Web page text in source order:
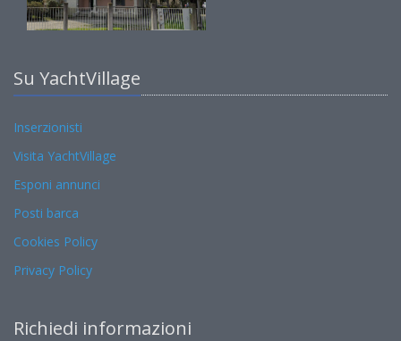
Su YachtVillage
Inserzionisti
Visita YachtVillage
Esponi annunci
Posti barca
Cookies Policy
Privacy Policy
Richiedi informazioni